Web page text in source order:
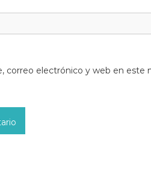
correo electrónico y web en este